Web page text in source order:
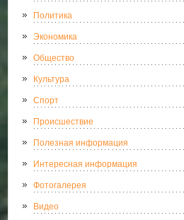
Политика
Экономика
Общество
Культура
Спорт
Происшествие
Полезная информация
Интересная информация
Фотогалерея
Видео